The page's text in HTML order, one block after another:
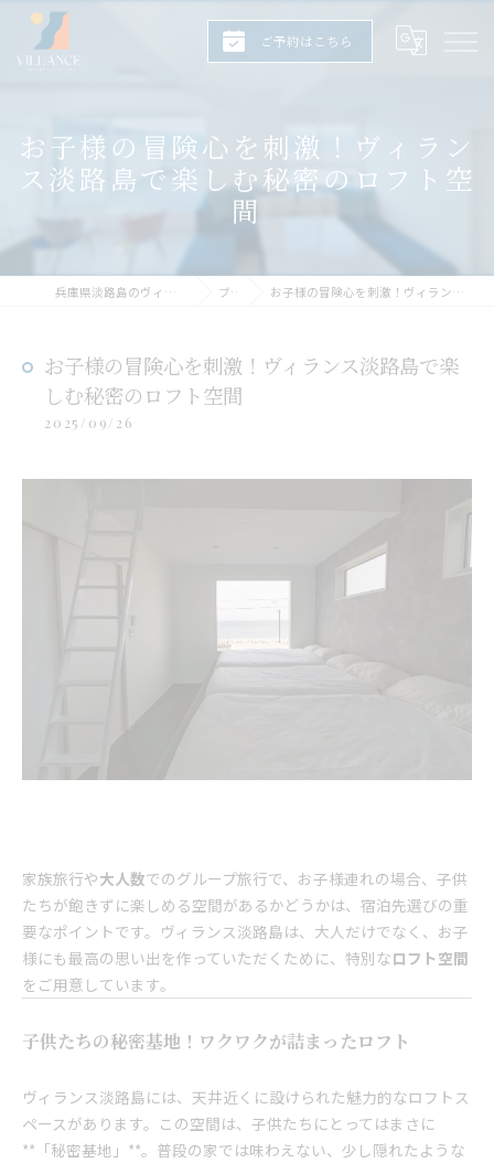
ご予約はこちら
お子様の冒険心を刺激！ヴィラン
ス淡路島で楽しむ秘密のロフト空
間
兵庫県淡路島のヴィラならヴィランス淡路島 ブログ お子様の冒険心を刺激！ヴィランス淡路島で楽しむ秘密のロフト空間
お子様の冒険心を刺激！ヴィランス淡路島で楽
しむ秘密のロフト空間
2025/09/26
家族旅行や大人数でのグループ旅行で、お子様連れの場合、子供
たちが飽きずに楽しめる空間があるかどうかは、宿泊先選びの重
要なポイントです。ヴィランス淡路島は、大人だけでなく、お子
様にも最高の思い出を作っていただくために、特別なロフト空間
をご用意しています。
子供たちの秘密基地！ワクワクが詰まったロフト
ヴィランス淡路島には、天井近くに設けられた魅力的なロフトス
ペースがあります。この空間は、子供たちにとってはまさに
**「秘密基地」**。普段の家では味わえない、少し隠れたような